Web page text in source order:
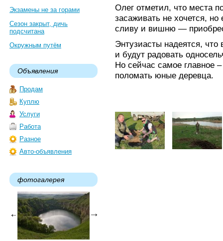
Экзамены не за горами
Сезон закрыт, дичь
подсчитана
Окружным путём
Объявления
Продам
Куплю
Услуги
Работа
Разное
Авто-объявления
фотогалерея
Олег отметил, что места
засаживать не хочется,
сливу и вишню —
Энтузиасты надеятся, что
и будут радовать
Но сейчас самое главное
поломать юные деревца.